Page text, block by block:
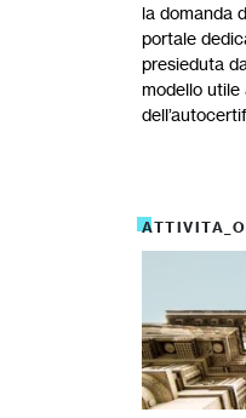
la domanda
portale
presieduta
modello utile